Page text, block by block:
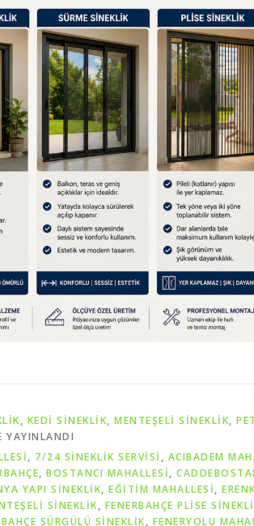
, KEDI SINEKLIK, MENTEŞELI SINEKLIK,
YAYINLANDI
, 7/24 SINEKLIK SERVISI , ACIBADEM
, BOSTANCI MAHALLESİ,
YAPI SINEKLIK, EĞİTİM MAHALLESİ,
SINEKLIK, FENERBAHÇE PLISE
SÜRGÜLÜ SINEKLIK, FENERYOLU